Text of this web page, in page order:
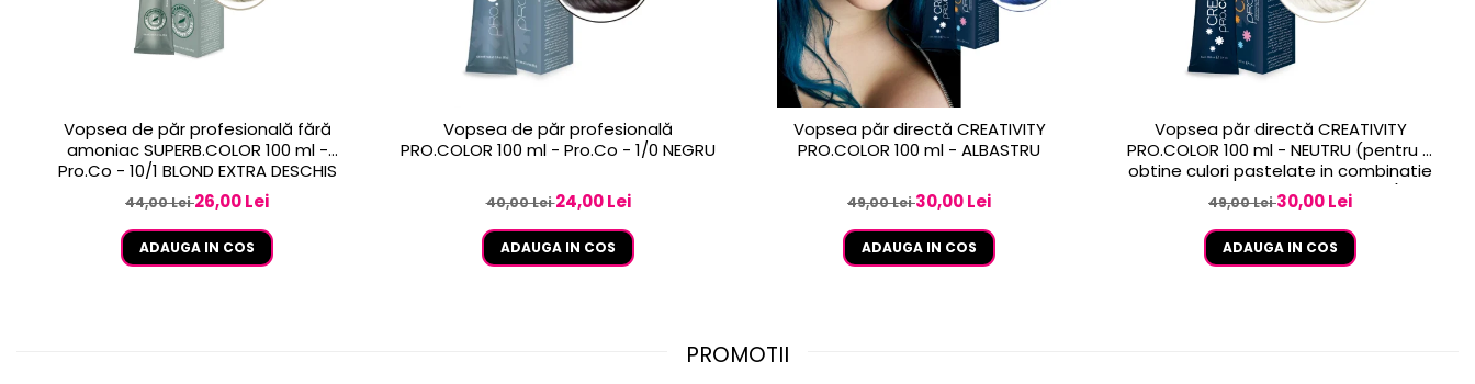
Vopsea de păr profesională fără
amoniac SUPERB.COLOR 100 ml -
Pro.Co - 10/1 BLOND EXTRA DESCHIS
CENUSIU
44,00 Lei26,00 Lei
ADAUGA IN COS
Vopsea de păr profesională
PRO.COLOR 100 ml - Pro.Co - 1/0 NEGRU
40,00 Lei24,00 Lei
ADAUGA IN COS
Vopsea păr directă CREATIVITY
PRO.COLOR 100 ml - ALBASTRU
49,00 Lei30,00 Lei
ADAUGA IN COS
Vopsea păr directă CREATIVITY
PRO.COLOR 100 ml - NEUTRU (pentru a
obtine culori pastelate in combinatie
cu celelalte culori CREATIVITY)
49,00 Lei30,00 Lei
ADAUGA IN COS
PROMOTII